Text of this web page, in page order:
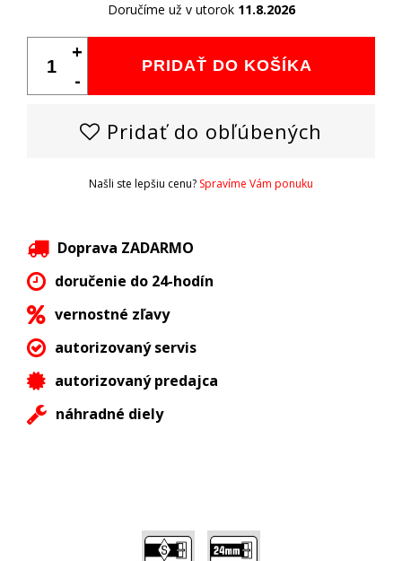
Doručíme už v utorok 11.8.2026
PRIDAŤ DO KOŠÍKA
+
-
Pridať do obľúbených
Našli ste lepšiu cenu? Spravíme Vám ponuku
Doprava ZADARMO
doručenie do 24-hodín
vernostné zľavy
autorizovaný servis
autorizovaný predajca
náhradné diely